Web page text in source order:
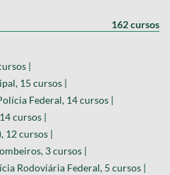
162 cursos
|
15 cursos |
Federal, 14 cursos |
cursos |
12 cursos |
3 cursos |
Rodoviária Federal, 5 cursos |